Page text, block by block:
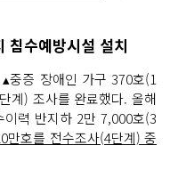
침수예방시설 설치
중증 장애인 가구 370호(1
계) 조사를 완료했다. 올해
력 반지하 2만 7,000호(3
만호를 전수조사(4단계) 중